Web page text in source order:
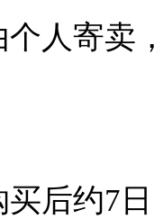
人寄卖
后约7